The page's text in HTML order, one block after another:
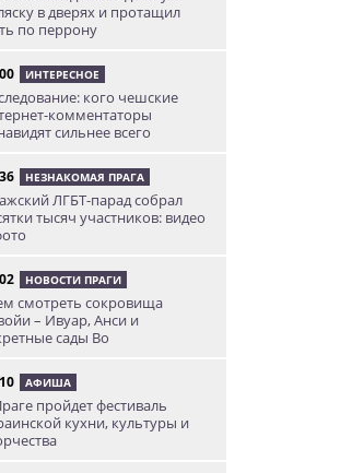
в дверях и протащил
по перрону
ИНТЕРЕСНОЕ
кого чешские
комментаторы
сильнее всего
НЕЗНАКОМАЯ ПРАГА
ЛГБТ-парад собрал
тысяч участников: видео
НОВОСТИ ПРАГИ
смотреть сокровища
– Ивуар, Анси и
сады Во
АФИША
пройдет фестиваль
кухни, культуры и